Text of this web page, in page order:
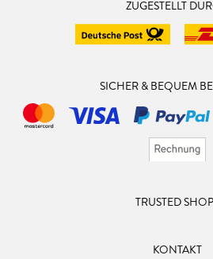
ZUGESTELLT
SICHER & BEQUEM
TRUSTED
KONTAKT